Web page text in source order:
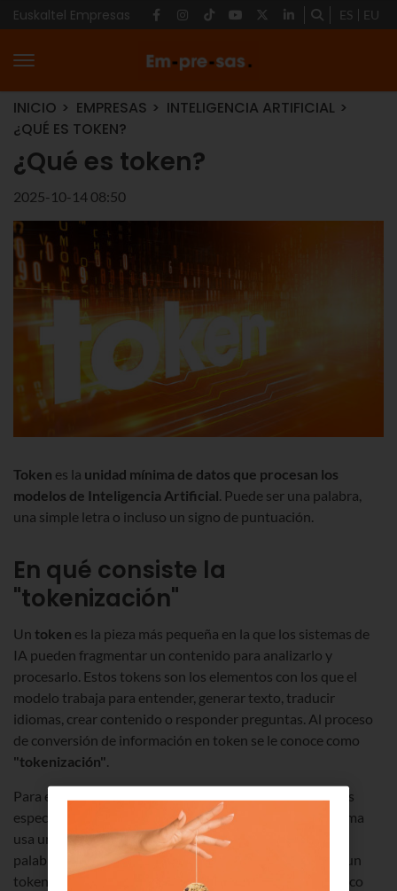
Euskaltel Empresas ES EU
INICIO EMPRESAS
INTELIGENCIA ARTIFICIAL
¿QUÉ ES TOKEN?
¿Qué es token?
2025-10-14 08:50
Token es la unidad mínima de datos que procesan los
modelos de Inteligencia Artificial. Puede ser una palabra,
una simple letra o incluso un signo de puntuación.
En qué consiste la
"tokenización"
Un token es la pieza más pequeña en la que los sistemas de
IA pueden fragmentar un contenido para analizarlo y
procesarlo. Estos tokens son los elementos con los que el
modelo trabaja para entender, generar texto, traducir
idiomas, crear contenido o responder preguntas. Al proceso
de conversión de información en token se le conoce como
"tokenización".
Para esta"tokenización", el texto se separa según reglas
específicas. En el caso de ChatGPT, por ejemplo, el sistema
usa un método de codificación de pares que divide las
palabras en fragmentos frecuentes. Cada fragmento es un
token y cada token recibe un identificador numérico único